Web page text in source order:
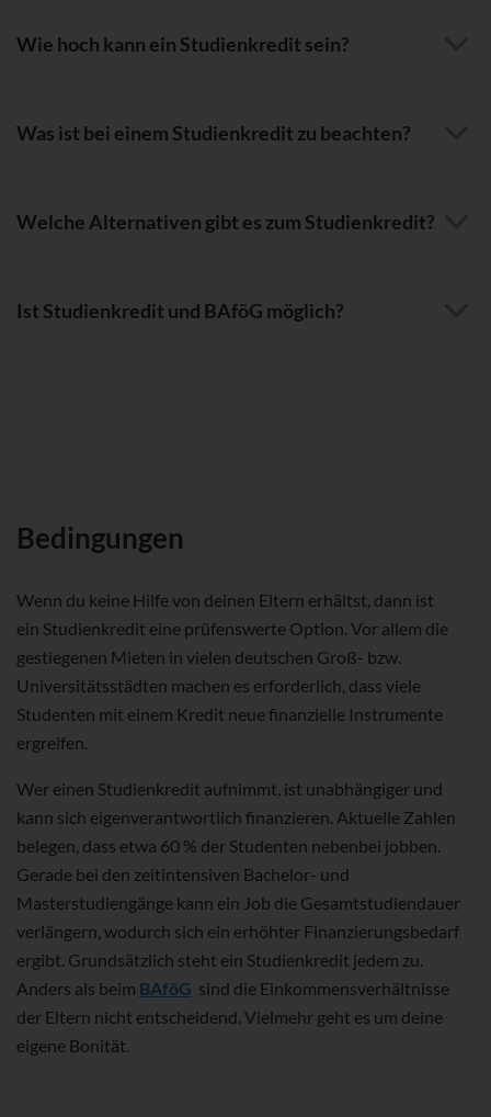
Wie hoch kann ein Studienkredit sein?
Was ist bei einem Studienkredit zu beachten?
Welche Alternativen gibt es zum Studienkredit?
Ist Studienkredit und BAföG möglich?
Bedingungen
Wenn du keine Hilfe von deinen Eltern erhältst, dann ist
ein Studienkredit eine prüfenswerte Option. Vor allem die
gestiegenen Mieten in vielen deutschen Groß- bzw.
Universitätsstädten machen es erforderlich, dass viele
Studenten mit einem Kredit neue finanzielle Instrumente
ergreifen.
Wer einen Studienkredit aufnimmt, ist unabhängiger und
kann sich eigenverantwortlich finanzieren. Aktuelle Zahlen
belegen, dass etwa 60 % der Studenten nebenbei jobben.
Gerade bei den zeitintensiven Bachelor- und
Masterstudiengänge kann ein Job die Gesamtstudiendauer
verlängern, wodurch sich ein erhöhter Finanzierungsbedarf
ergibt. Grundsätzlich steht ein Studienkredit jedem zu.
Anders als beim BAföG sind die Einkommensverhältnisse
der Eltern nicht entscheidend. Vielmehr geht es um deine
eigene Bonität.